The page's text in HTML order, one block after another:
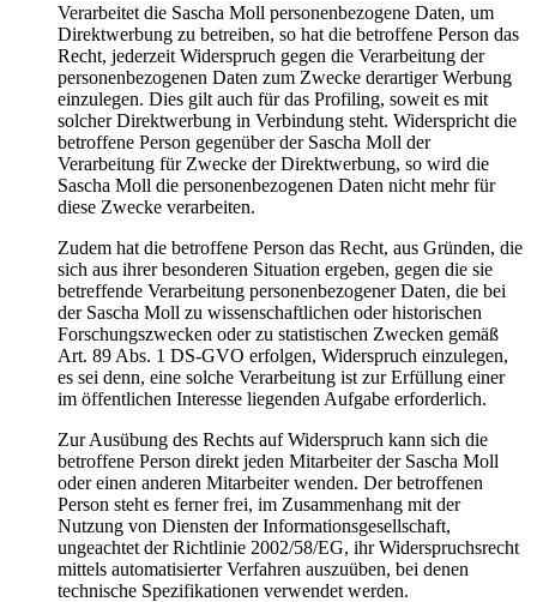
Verarbeitet die Sascha Moll personenbezogene Daten, um
Direktwerbung zu betreiben, so hat die betroffene Person das
Recht, jederzeit Widerspruch gegen die Verarbeitung der
personenbezogenen Daten zum Zwecke derartiger Werbung
einzulegen. Dies gilt auch für das Profiling, soweit es mit
solcher Direktwerbung in Verbindung steht. Widerspricht die
betroffene Person gegenüber der Sascha Moll der
Verarbeitung für Zwecke der Direktwerbung, so wird die
Sascha Moll die personenbezogenen Daten nicht mehr für
diese Zwecke verarbeiten.
Zudem hat die betroffene Person das Recht, aus Gründen, die
sich aus ihrer besonderen Situation ergeben, gegen die sie
betreffende Verarbeitung personenbezogener Daten, die bei
der Sascha Moll zu wissenschaftlichen oder historischen
Forschungszwecken oder zu statistischen Zwecken gemäß
Art. 89 Abs. 1 DS-GVO erfolgen, Widerspruch einzulegen,
es sei denn, eine solche Verarbeitung ist zur Erfüllung einer
im öffentlichen Interesse liegenden Aufgabe erforderlich.
Zur Ausübung des Rechts auf Widerspruch kann sich die
betroffene Person direkt jeden Mitarbeiter der Sascha Moll
oder einen anderen Mitarbeiter wenden. Der betroffenen
Person steht es ferner frei, im Zusammenhang mit der
Nutzung von Diensten der Informationsgesellschaft,
ungeachtet der Richtlinie 2002/58/EG, ihr Widerspruchsrecht
mittels automatisierter Verfahren auszuüben, bei denen
technische Spezifikationen verwendet werden.